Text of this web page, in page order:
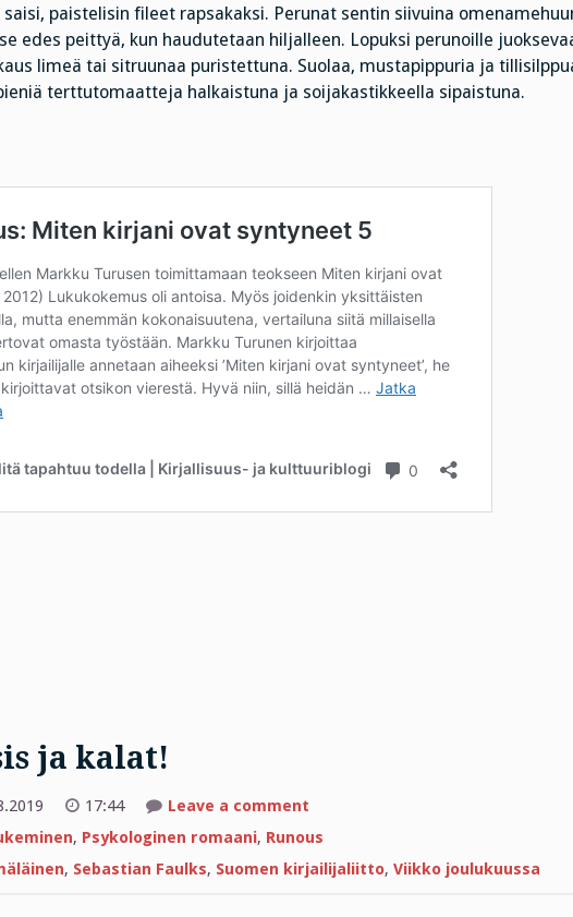
paistelisin fileet rapsakaksi. Perunat sentin siivuina
edes peittyä, kun haudutetaan hiljalleen. Lopuksi perunoille
limeä tai sitruunaa puristettuna. Suolaa, mustapippuria ja
terttutomaatteja halkaistuna ja soijakastikkeella sipaistuna.
ja kalat!
17:44 Leave a commenton
käsis
kalat!
, Psykologinen romaani, Runous
, Sebastian Faulks, Suomen kirjailijaliitto, Viikko joulukuussa